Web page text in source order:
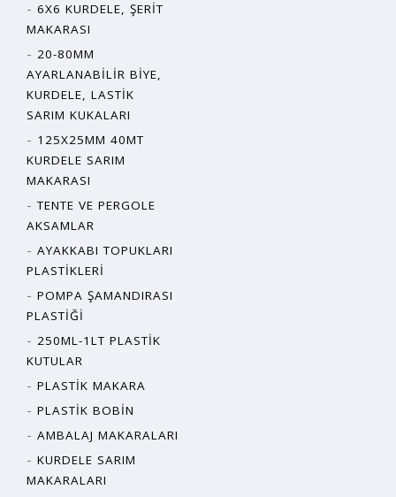
6X6 KURDELE, ŞERIT
MAKARASI
20-80MM
AYARLANABILIR BIYE,
KURDELE, LASTIK
SARIM KUKALARI
125X25MM 40MT
KURDELE SARIM
MAKARASI
TENTE VE PERGOLE
AKSAMLAR
AYAKKABI TOPUKLARI
PLASTIKLERI
POMPA ŞAMANDIRASI
PLASTIĞI
250ML-1LT PLASTIK
KUTULAR
PLASTIK MAKARA
PLASTIK BOBIN
AMBALAJ MAKARALARI
KURDELE SARIM
MAKARALARI